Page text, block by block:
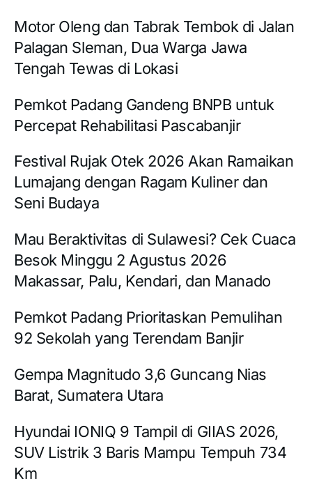
Motor Oleng dan Tabrak Tembok di Jalan
Palagan Sleman, Dua Warga Jawa
Tengah Tewas di Lokasi
Pemkot Padang Gandeng BNPB untuk
Percepat Rehabilitasi Pascabanjir
Festival Rujak Otek 2026 Akan Ramaikan
Lumajang dengan Ragam Kuliner dan
Seni Budaya
Mau Beraktivitas di Sulawesi? Cek Cuaca
Besok Minggu 2 Agustus 2026
Makassar, Palu, Kendari, dan Manado
Pemkot Padang Prioritaskan Pemulihan
92 Sekolah yang Terendam Banjir
Gempa Magnitudo 3,6 Guncang Nias
Barat, Sumatera Utara
Hyundai IONIQ 9 Tampil di GIIAS 2026,
SUV Listrik 3 Baris Mampu Tempuh 734
Km